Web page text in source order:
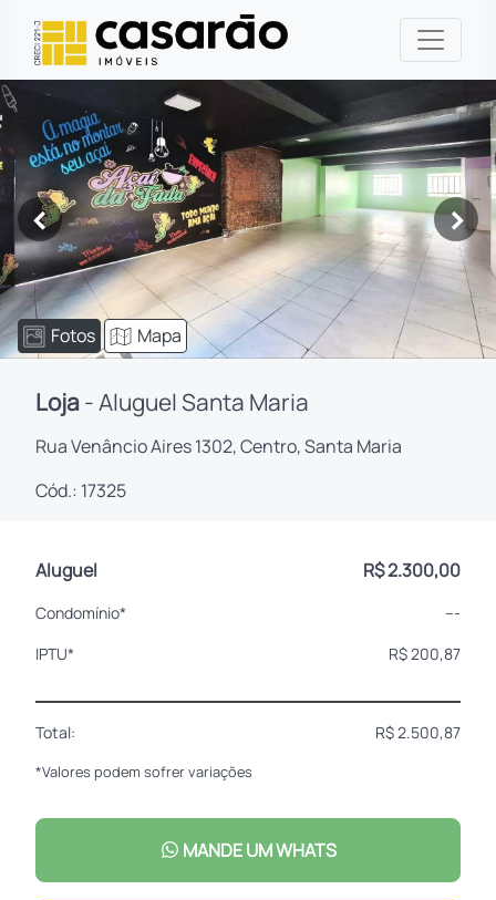
< >
Fotos Mapa
Loja- Aluguel Santa Maria
Rua Venâncio Aires 1302, Centro, Santa Maria
Cód.: 17325
Aluguel R$ 2.300,00
Condomínio*
---
IPTU*
R$ 200,87
Total: R$ 2.500,87
*Valores podem sofrer variações
MANDE UM WHATS